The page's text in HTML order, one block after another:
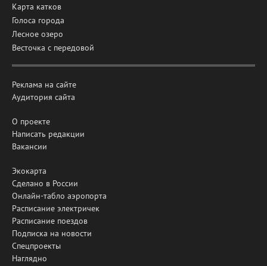
Карта катков
Голоса города
Лесное озеро
Весточка с передовой
Реклама на сайте
Аудитория сайта
О проекте
Написать редакции
Вакансии
Экокарта
Сделано в России
Онлайн-табло аэропорта
Расписание электричек
Расписание поездов
Подписка на новости
Спецпроекты
Наглядно